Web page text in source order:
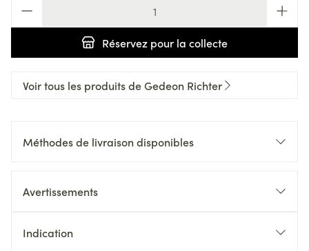
Réservez pour la collecte
Voir tous les produits de Gedeon Richter
Méthodes de livraison disponibles
Avertissements
Indication